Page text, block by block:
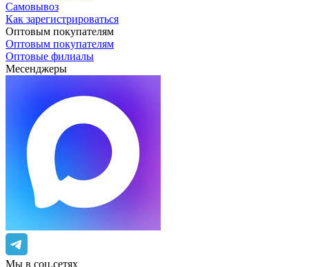
Самовывоз
Как зарегистрироваться
Оптовым покупателям
Оптовым покупателям
Оптовые филиалы
Месенджеры
Мы в соц.сетях